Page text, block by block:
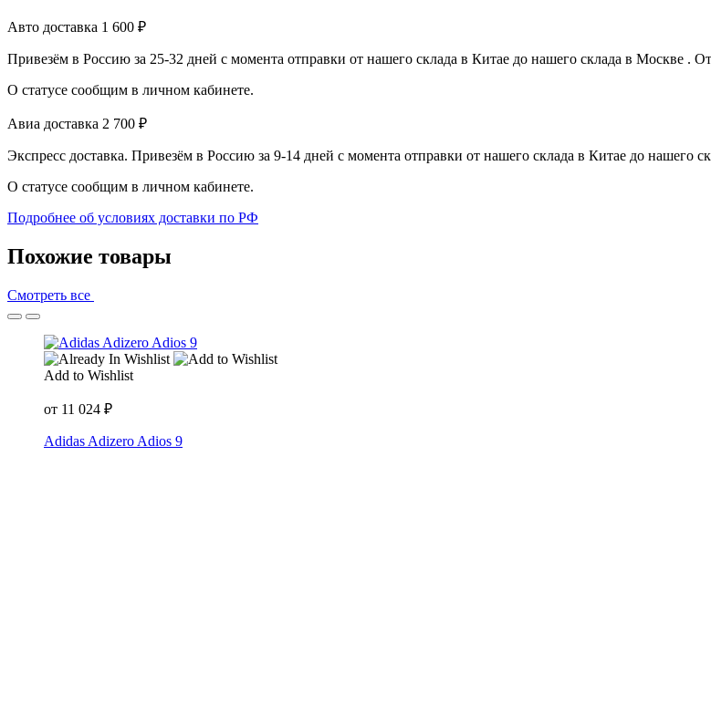
Авто доставка 1 600 ₽
Привезём в Россию за 25-32 дней с момента отправки от нашего склада в Китае до нашего склада в Москве
О статусе сообщим в личном кабинете.
Авиа доставка 2 700 ₽
Экспресс доставка. Привезём в Россию за 9-14 дней с момента отправки от нашего склада в Китае до
О статусе сообщим в личном кабинете.
Подробнее об условиях доставки по РФ
Похожие товары
Смотреть все
Add to Wishlist
от 11 024 ₽
Adidas Adizero Adios 9